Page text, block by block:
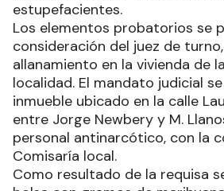
estupefacientes.
Los elementos probatorios se
consideración del juez de
allanamiento en la vivienda de
localidad. El mandato judicial
inmueble ubicado en la calle
entre Jorge Newbery y M.
personal antinarcótico, con la
Comisaría local.
Como resultado de la requisa